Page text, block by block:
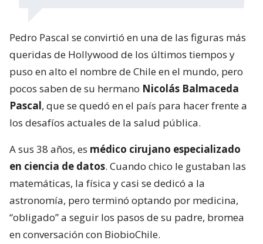
Pedro Pascal se convirtió en una de las figuras más
queridas de Hollywood de los últimos tiempos y
puso en alto el nombre de Chile en el mundo, pero
pocos saben de su hermano Nicolás Balmaceda
Pascal, que se quedó en el país para hacer frente a
los desafíos actuales de la salud pública.
A sus 38 años, es médico cirujano especializado
en ciencia de datos. Cuando chico le gustaban las
matemáticas, la física y casi se dedicó a la
astronomía, pero terminó optando por medicina,
“obligado” a seguir los pasos de su padre, bromea
en conversación con BiobioChile.